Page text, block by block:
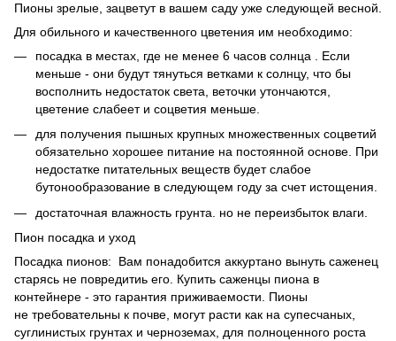
Пионы зрелые, зацветут в вашем саду уже следующей весной.
Для обильного и качественного цветения им необходимо:
посадка в местах, где не менее 6 часов солнца . Если
меньше - они будут тянуться ветками к солнцу, что бы
восполнить недостаток света, веточки утончаются,
цветение слабеет и соцветия меньше.
для получения пышных крупных множественных соцветий
обязательно хорошее питание на постоянной основе. При
недостатке питательных веществ будет слабое
бутонообразование в следующем году за счет истощения.
достаточная влажность грунта. но не переизбыток влаги.
Пион посадка и уход
Посадка пионов: Вам понадобится аккуртано вынуть саженец
старясь не повредитиь его. Купить саженцы пиона в
контейнере - это гарантия приживаемости. Пионы
не требовательны к почве, могут расти как на супесчаных,
суглинистых грунтах и черноземах, для полноценного роста